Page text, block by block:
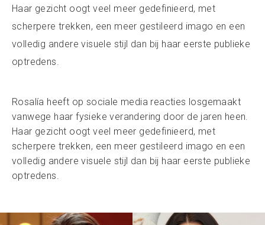
Haar gezicht oogt veel meer gedefinieerd, met
scherpere trekken, een meer gestileerd imago en een
volledig andere visuele stijl dan bij haar eerste publieke
optredens.
Rosalía heeft op sociale media reacties losgemaakt
vanwege haar fysieke verandering door de jaren heen.
Haar gezicht oogt veel meer gedefinieerd, met
scherpere trekken, een meer gestileerd imago en een
volledig andere visuele stijl dan bij haar eerste publieke
optredens.